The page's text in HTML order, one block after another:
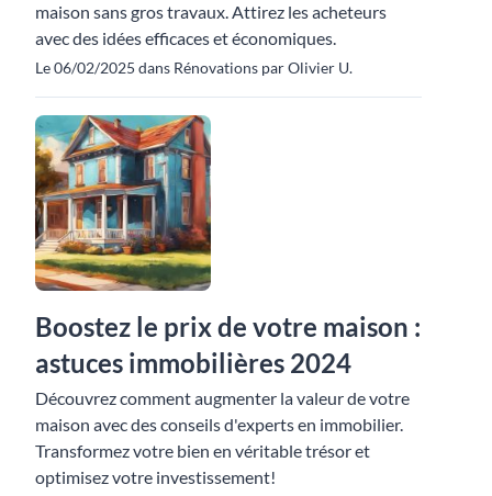
maison sans gros travaux. Attirez les acheteurs
avec des idées efficaces et économiques.
Le 06/02/2025 dans Rénovations par Olivier U.
Boostez le prix de votre maison :
astuces immobilières 2024
Découvrez comment augmenter la valeur de votre
maison avec des conseils d'experts en immobilier.
Transformez votre bien en véritable trésor et
optimisez votre investissement!